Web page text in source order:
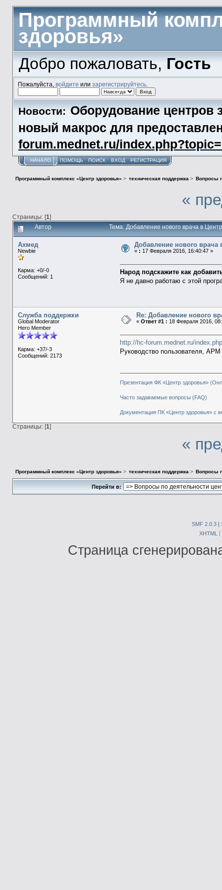
Программный
здоровья»
Добро пожаловать,Гость
Пожалуйста, войдите или зарегистрируйтесь.
Новости: Оборудование центров
новый макрос для
forum.mednet.ru/
НАЧАЛО ПОМОЩЬ ПОИСК ВХОД РЕГИСТРАЦИЯ
Программный комплекс «Центр здоровья» > техническая поддержка > Вопросы
«
Страницы: [1]
Автор Тема: Добавление нового врача в
Ахмед
Newbie
Карма: +0/-0
Сообщений: 1
Добавление нового врача
« : 17 Февраля 2016, 16:40:47 »
Народ подскажите как
Я не давно работаю с этой
Служба поддержки
Global Moderator
Hero Member
Карма: +37/-3
Сообщений: 2173
Re: Добавление нового
« Ответ #1 : 18 Февраля 2016,
http://hc-forum.mednet.ru/
Руководство пользователя,
Презентация ФК «Центр здоровья»
Часто задаваемые вопросы (FAQ)
Документация ПК «Центр здоровья» с
Страницы: [1]
«
Программный комплекс «Центр здоровья» > техническая поддержка > Вопросы
Перейти в:
SMF 2.0.3|
XHTML
Страница